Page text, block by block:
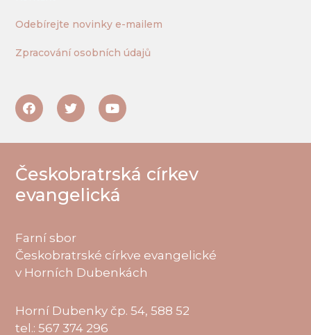
Odebírejte novinky e-mailem
Zpracování osobních údajů
Českobratrská církev
evangelická
Farní sbor
Českobratrské církve evangelické
v Horních Dubenkách
Horní Dubenky čp. 54, 588 52
tel.: 567 374 296